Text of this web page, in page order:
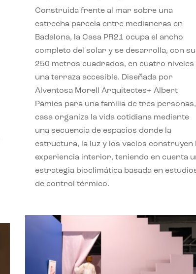
Construida frente al mar sobre una
estrecha parcela entre medianeras en
Badalona, la Casa PR21 ocupa el ancho
completo del solar y se desarrolla, con
250 metros cuadrados, en cuatro niveles
una terraza accesible. Diseñada por
Alventosa Morell Arquitectes+ Albert
Pàmies para una familia de tres
casa organiza la vida cotidiana mediante
una secuencia de espacios donde la
estructura, la luz y los vacíos construyen
experiencia interior, teniendo en cuenta
estrategia bioclimática basada en
de control térmico.